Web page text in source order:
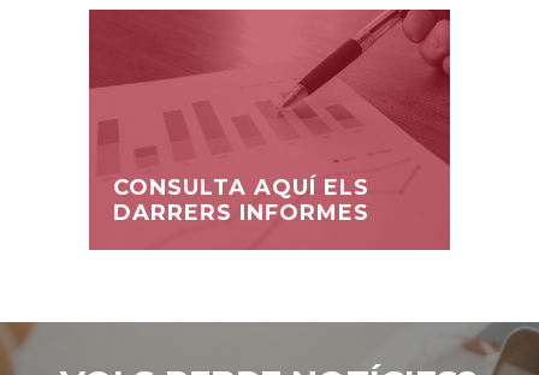
CONSULTA AQUÍ ELS
DARRERS INFORMES